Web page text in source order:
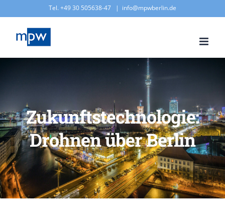
springen
Tel. +49 30 505638-47 | info@mpwberlin.de
Zukunftstechnologie:
Drohnen über Berlin